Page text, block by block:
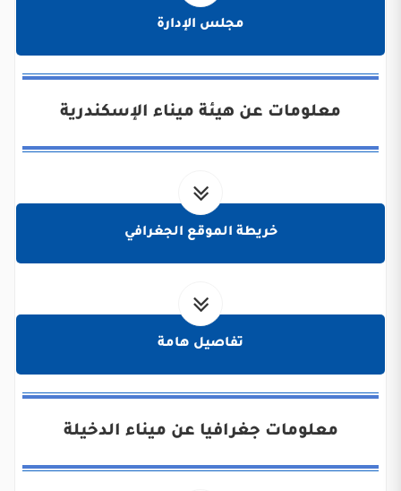
مجلس الإدارة
معلومات عن هيئة ميناء الإسكندرية
خريطة الموقع الجغرافي
تفاصيل هامة
معلومات جغرافيا عن ميناء الدخيلة